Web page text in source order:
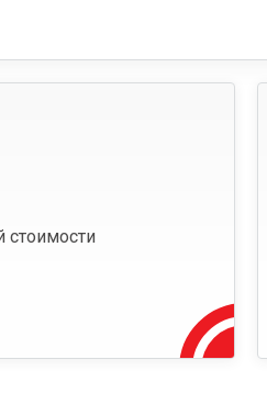
стоимости